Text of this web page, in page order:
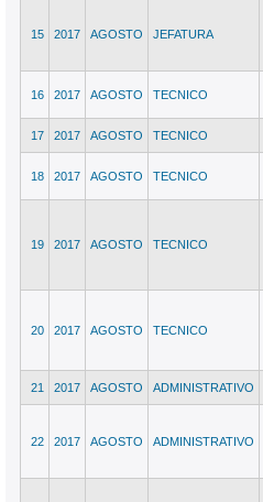
15 2017 AGOSTO JEFATURA
16 2017 AGOSTO TECNICO
17 2017 AGOSTO TECNICO
18 2017 AGOSTO TECNICO
19 2017 AGOSTO TECNICO
20 2017 AGOSTO TECNICO
21 2017 AGOSTO ADMINISTRATIVO
22 2017 AGOSTO ADMINISTRATIVO